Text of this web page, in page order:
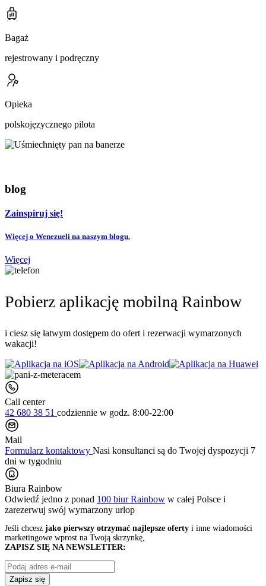
Bagaż
rejestrowany i podręczny
Opieka
polskojęzycznego pilota
blog
Zainspiruj się!
Więcej o Wenezueli na naszym blogu.
Więcej
Pobierz aplikację mobilną Rainbow
i ciesz się łatwym dostępem do ofert i rezerwacji wymarzonych
wakacji!
Call center
42 680 38 51 codziennie w godz. 8:00-22:00
Mail
Formularz kontaktowy Nasi konsultanci są do Twojej dyspozycji 7
dni w tygodniu
Biura Rainbow
Odwiedź jedno z ponad 100 biur Rainbow w całej Polsce i
zarezerwuj swój wymarzony urlop
Jeśli chcesz jako pierwszy otrzymać najlepsze oferty i inne wiadomości
marketingowe wprost na Twoją skrzynkę,
ZAPISZ SIĘ NA NEWSLETTER:
Zapisz się